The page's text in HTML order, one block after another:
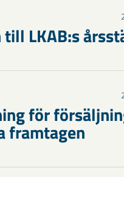
LKAB:s
för
framtagen